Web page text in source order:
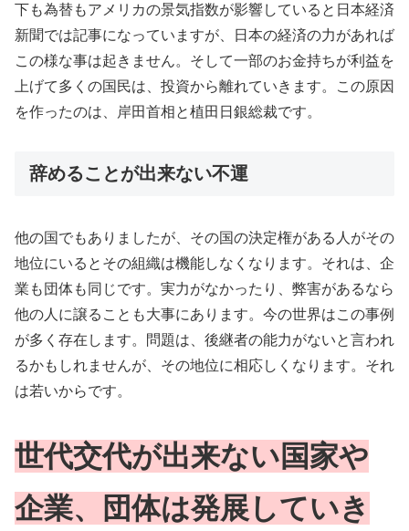
下も為替もアメリカの景気指数が影響していると日本経済
新聞では記事になっていますが、日本の経済の力があれば
この様な事は起きません。そして一部のお金持ちが利益を
上げて多くの国民は、投資から離れていきます。この原因
を作ったのは、岸田首相と植田日銀総裁です。
辞めることが出来ない不運
他の国でもありましたが、その国の決定権がある人がその
地位にいるとその組織は機能しなくなります。それは、企
業も団体も同じです。実力がなかったり、弊害があるなら
他の人に譲ることも大事にあります。今の世界はこの事例
が多く存在します。問題は、後継者の能力がないと言われ
るかもしれませんが、その地位に相応しくなります。それ
は若いからです。
世代交代が出来ない国家や
企業、団体は発展していき